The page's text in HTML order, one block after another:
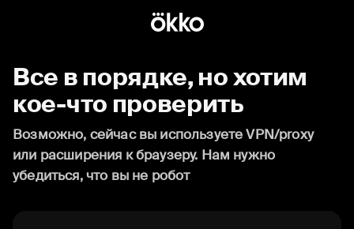
Все в порядке, но хотим
кое-что проверить
Возможно, сейчас вы используете VPN/proxy
или расширения к браузеру. Нам нужно
убедиться, что вы не робот